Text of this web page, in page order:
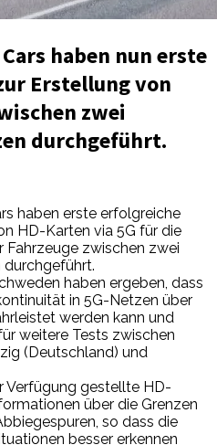
haben nun erste
Erstellung von
zwei
durchgeführt.
haben erste erfolgreiche
HD-Karten via 5G für die
zwischen zwei
haben ergeben, dass
in 5G-Netzen über
werden kann und
weitere Tests zwischen
(Deutschland) und
Verfügung gestellte HD-
über die Grenzen
so dass die
besser erkennen